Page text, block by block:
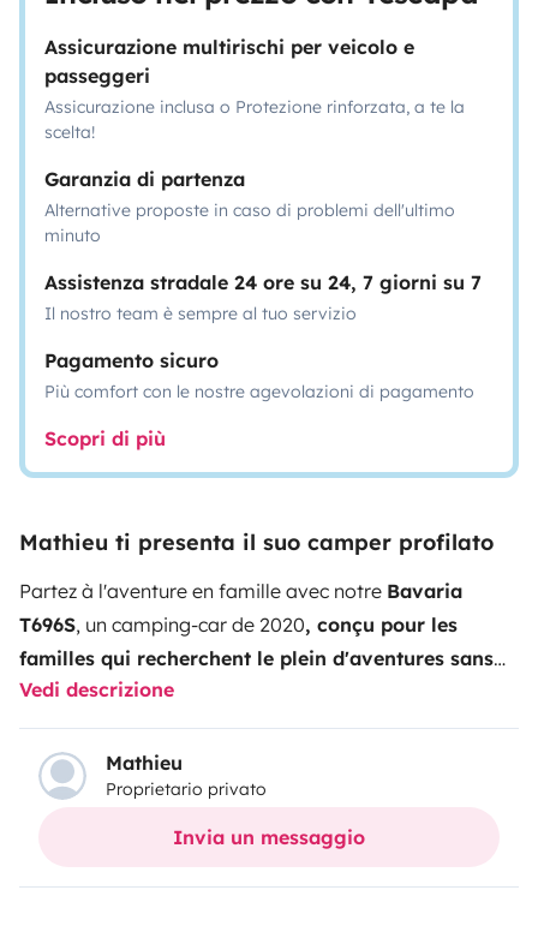
Assicurazione multirischi per veicolo e
passeggeri
Assicurazione inclusa o Protezione rinforzata, a te la
scelta!
Garanzia di partenza
Alternative proposte in caso di problemi dell'ultimo
minuto
Assistenza stradale 24 ore su 24, 7 giorni su 7
Il nostro team è sempre al tuo servizio
Pagamento sicuro
Più comfort con le nostre agevolazioni di pagamento
Scopri di più
Mathieu ti presenta il suo camper profilato
Partez à l'aventure en famille avec notre Bavaria
T696S, un camping-car de 2020, conçu pour les
familles qui recherchent le plein d'aventures sans
faire une croix sur le confort et l'espace.
6,99 mètres de long, ce profilé compact offre une
capacité unique : 6
couchages, tout en restant sous les 3,5 tonnes
qui signifie qu'il est accessible avec un permis voiture
Polyvalence familiale : Lits superposés à l’arrière, lit
Vedi descrizione
Mathieu
Proprietario privato
Invia un messaggio